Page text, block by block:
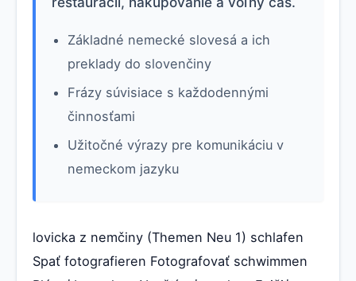
Základné nemecké slovesá a ich
preklady do slovenčiny
Frázy súvisiace s každodennými
činnosťami
Užitočné výrazy pre komunikáciu v
nemeckom jazyku
lovicka z nemčiny (Themen Neu 1) schlafen
Spať fotografieren Fotografovať schwimmen